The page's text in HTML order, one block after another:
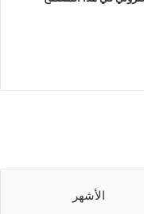
الأشهر